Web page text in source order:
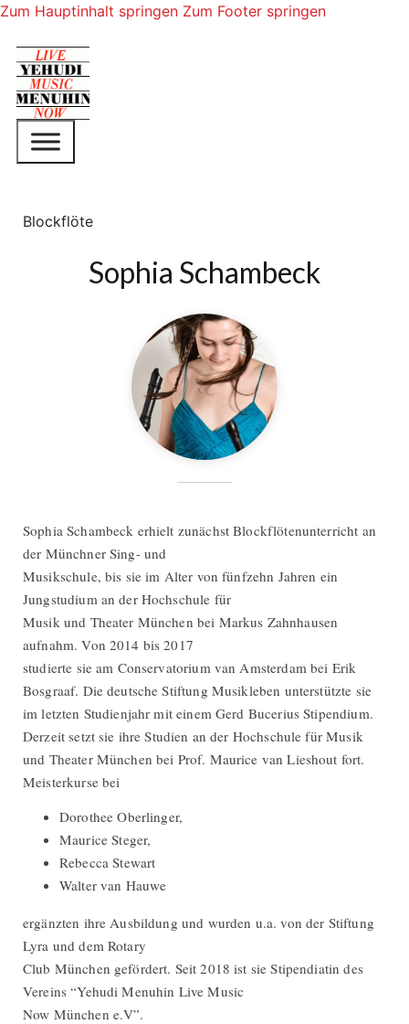
Zum Hauptinhalt springen Zum Footer springen
Blockflöte
Sophia Schambeck
Sophia Schambeck erhielt zunächst Blockflötenunterricht an
der Münchner Sing- und
Musikschule, bis sie im Alter von fünfzehn Jahren ein
Jungstudium an der Hochschule für
Musik und Theater München bei Markus Zahnhausen
aufnahm. Von 2014 bis 2017
studierte sie am Conservatorium van Amsterdam bei Erik
Bosgraaf. Die deutsche Stiftung Musikleben unterstützte sie
im letzten Studienjahr mit einem Gerd Bucerius Stipendium.
Derzeit setzt sie ihre Studien an der Hochschule für Musik
und Theater München bei Prof. Maurice van Lieshout fort.
Meisterkurse bei
Dorothee Oberlinger,
Maurice Steger,
Rebecca Stewart
Walter van Hauwe
ergänzten ihre Ausbildung und wurden u.a. von der Stiftung
Lyra und dem Rotary
Club München gefördert. Seit 2018 ist sie Stipendiatin des
Vereins “Yehudi Menuhin Live Music
Now München e.V”.